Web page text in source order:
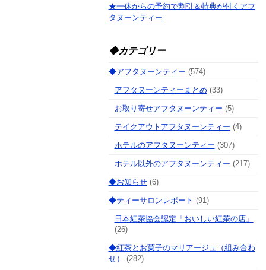
★一休からの予約で割引＆特典が付くアフ
タヌーンティー
◆カテゴリー
◆アフタヌーンティー (574)
アフタヌーンティーまとめ (33)
お取り寄せアフタヌーンティー (5)
テイクアウトアフタヌーンティー (4)
ホテルのアフタヌーンティー (307)
ホテル以外のアフタヌーンティー (217)
◆お知らせ(6)
◆ティーサロンレポート (91)
日本紅茶協会認定「おいしい紅茶の店」
(26)
◆紅茶とお菓子のマリアージュ（組み合わ
せ）
(282)